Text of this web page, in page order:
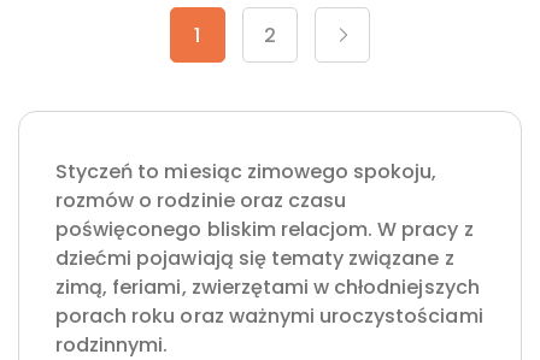
1 2
Styczeń to miesiąc zimowego spokoju,
rozmów o rodzinie oraz czasu
poświęconego bliskim relacjom. W pracy z
dziećmi pojawiają się tematy związane z
zimą, feriami, zwierzętami w chłodniejszych
porach roku oraz ważnymi uroczystościami
rodzinnymi.